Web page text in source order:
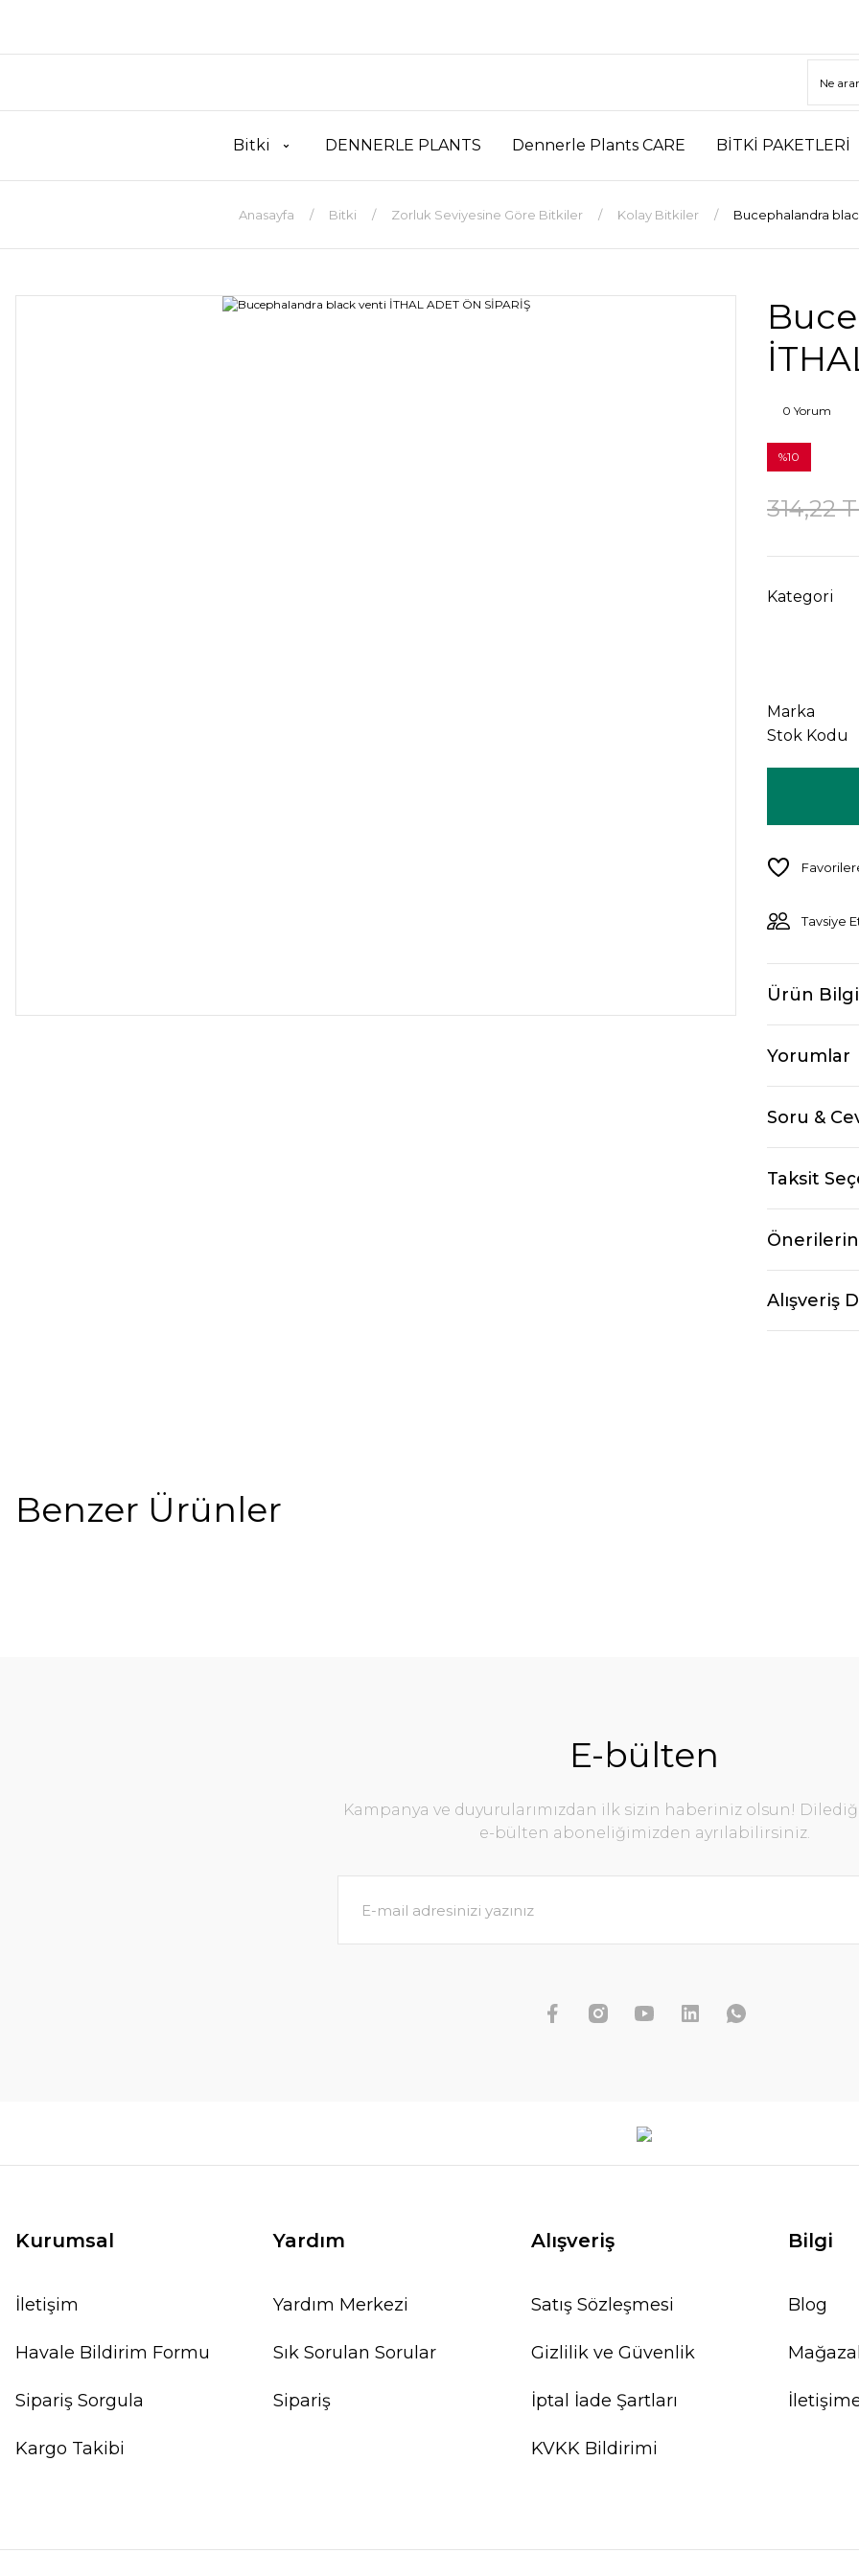
Bitki DENNERLE PLANTS Dennerle Plants CARE BİTKİ PAKETLERİ
Anasayfa Bitki Zorluk Seviyesine Göre Bitkiler Kolay Bitkiler Bucephalandra
0 Yorum
%10
314,22
Kategori
Marka
Stok Kodu
Tavsiye
Ürün
Yorumlar
Soru &
Taksit
Alışveriş
Benzer Ürünler
438,99 TL
YENİ
E-bülten
Kampanya ve duyurularımızdan ilk sizin haberiniz olsun!
e-bülten aboneliğimizden ayrılabilirsiniz.
Kurumsal
İletişim
Havale Bildirim Formu
Sipariş Sorgula
Kargo Takibi
Yardım
Yardım Merkezi
Sık Sorulan Sorular
Sipariş
Alışveriş
Satış Sözleşmesi
Gizlilik ve Güvenlik
İptal İade Şartları
KVKK Bildirimi
Bilgi
Blog